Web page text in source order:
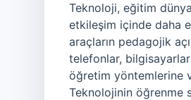
Teknoloji, eğitim
etkileşim içinde daha
araçların pedagojik
telefonlar,
öğretim yöntemlerine
Teknolojinin öğrenme